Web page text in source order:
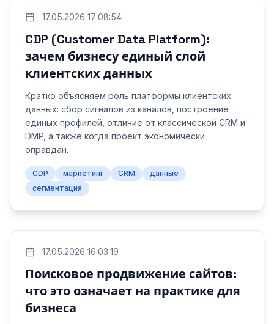
17.05.2026 17:08:54
CDP (Customer Data Platform):
зачем бизнесу единый слой
клиентских данных
Кратко объясняем роль платформы клиентских
данных: сбор сигналов из каналов, построение
единых профилей, отличие от классической CRM и
DMP, а также когда проект экономически
оправдан.
CDP маркетинг CRM
данные
сегментация
17.05.2026 16:03:19
Поисковое продвижение сайтов:
что это означает на практике для
бизнеса